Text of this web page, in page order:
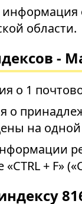
области.
-
о 1
на
+ F»